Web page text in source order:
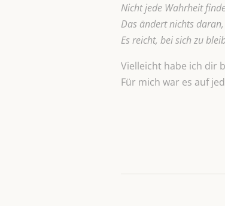
Nicht jede Wahrheit
Das ändert nichts
Es reicht, bei sich zu
Vielleicht habe ich dir
Für mich war es auf